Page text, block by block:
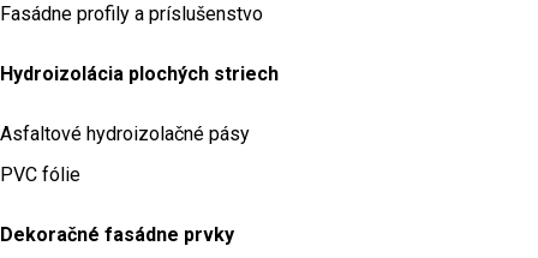
Fasádne profily a príslušenstvo
Hydroizolácia plochých striech
Asfaltové hydroizolačné pásy
PVC fólie
Dekoračné fasádne prvky